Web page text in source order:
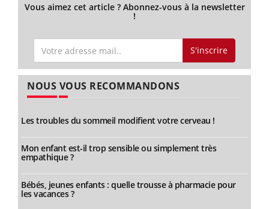
Vous aimez cet article ? Abonnez-vous à la newsletter
!
S'inscrire
NOUS VOUS RECOMMANDONS
Les troubles du sommeil modifient votre cerveau !
Mon enfant est-il trop sensible ou simplement très
empathique ?
Bébés, jeunes enfants : quelle trousse à pharmacie pour
les vacances ?